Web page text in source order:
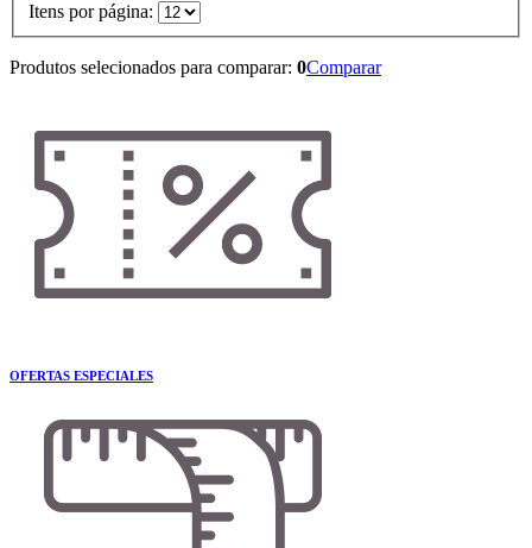
Itens por página:
Produtos selecionados para comparar: 0Comparar
OFERTAS ESPECIALES